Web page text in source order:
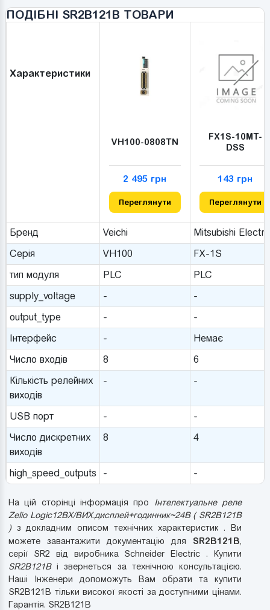
ПОДІБНІ SR2B121B ТОВАРИ
Характеристики
VH100-0808TN
2 495 грн
Переглянути
FX1S-10MT-
DSS
143 грн
Переглянути
Бренд Veichi
Mitsubishi
Серія
VH100
FX-1S
тип модуля
PLC
PLC
supply_voltage
-
-
output_type
-
-
Інтерфейс
-
Немає
Число входів
8
6
Кількість релейних
виходів
- -
USB порт -
-
Число дискретних
виходів
8 4
high_speed_outputs - -
На цій сторінці інформація про Інтелектуальне реле
Zelio Logic12ВХ/ВИХ.дисплей+годинник~24В ( SR2B121B
)з докладним описом технічних характеристик . Ви
можете завантажити документацію для SR2B121B,
серії SR2 від виробника Schneider Electric . Купити
SR2B121Bі звернеться за технічною консультацією.
Наші Інженери допоможуть Вам обрати та купити
SR2B121B тільки високої якості за доступними цінами.
Гарантія. SR2B121B